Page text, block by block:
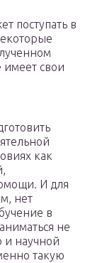
поступать в
имеет свои
как
И для
нет
в
не
и научной
такую